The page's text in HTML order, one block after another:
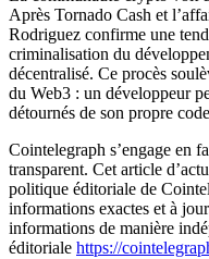
Après Tornado Cash et
Rodriguez confirme une
criminalisation du
décentralisé. Ce procès
du Web3 : un développeur
détournés de son propre
Cointelegraph s’engage en
transparent. Cet article
politique éditoriale de
informations exactes et à
informations de manière
éditoriale https://